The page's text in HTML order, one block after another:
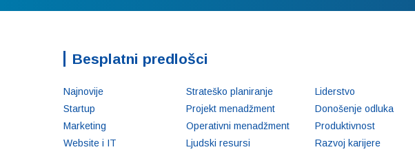
Besplatni predlošci
Najnovije
Startup
Marketing
Website i IT
Strateško planiranje
Projekt menadžment
Operativni menadžment
Ljudski resursi
Liderstvo
Donošenje odluka
Produktivnost
Razvoj karijere